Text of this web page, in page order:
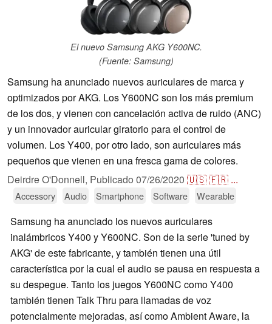
El nuevo Samsung AKG Y600NC.
(Fuente: Samsung)
Samsung ha anunciado nuevos auriculares de marca y
optimizados por AKG. Los Y600NC son los más premium
de los dos, y vienen con cancelación activa de ruido (ANC)
y un innovador auricular giratorio para el control de
volumen. Los Y400, por otro lado, son auriculares más
pequeños que vienen en una fresca gama de colores.
Deirdre O'Donnell, Publicado 07/26/2020 🇺🇸🇫🇷 ...
Accessory Audio Smartphone Software Wearable
Samsung ha anunciado los nuevos auriculares
inalámbricos Y400 y Y600NC. Son de la serie 'tuned by
AKG' de este fabricante, y también tienen una útil
característica por la cual el audio se pausa en respuesta a
su despegue. Tanto los juegos Y600NC como Y400
también tienen Talk Thru para llamadas de voz
potencialmente mejoradas, así como Ambient Aware, la